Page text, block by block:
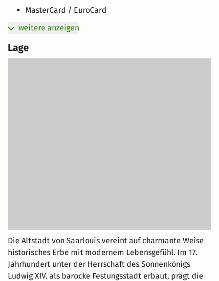
MasterCard / EuroCard
weitere anzeigen
Lage
Die Altstadt von Saarlouis vereint auf charmante Weise
historisches Erbe mit modernem Lebensgefühl. Im 17.
Jahrhundert unter der Herrschaft des Sonnenkönigs
Ludwig XIV. als barocke Festungsstadt erbaut, prägt die